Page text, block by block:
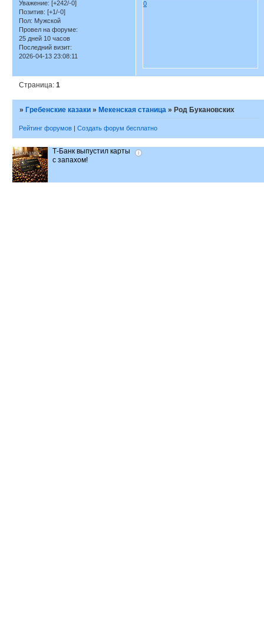
Уважение: [+242/-0]
Позитив: [+1/-0]
Пол: Мужской
Провел на форуме:
25 дней 10 часов
Последний визит:
2026-04-13 23:08:11
0
Страница:1
»Гребенские казаки »Мекенская станица »Род Букановских
Рейтинг форумов Создать форум бесплатно
i
Т-Банк выпустил карты
с запахом!